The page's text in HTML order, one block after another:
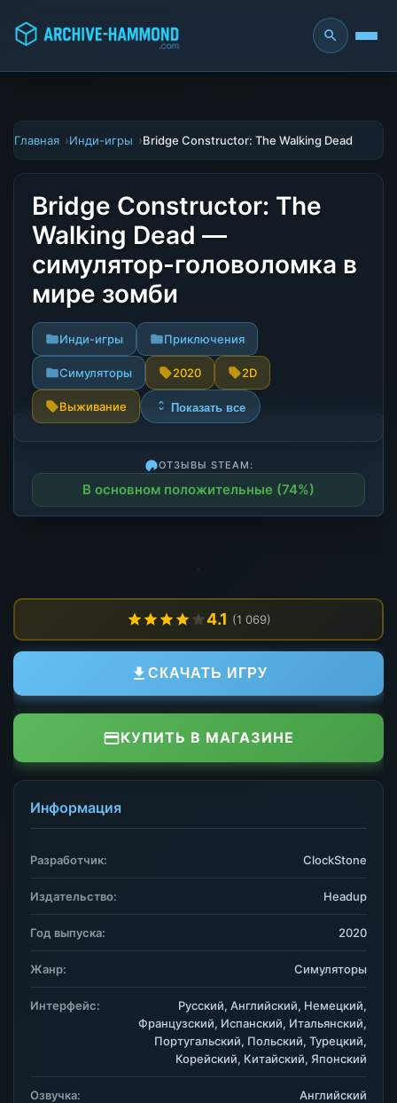
Главная Инди-игры Bridge Constructor: The Walking Dead
Bridge Constructor: The
Walking Dead —
симулятор-головоломка в
мире зомби
Инди-игры Приключения
Симуляторы 2020 2D
Выживание Показать все
ОТЗЫВЫ STEAM:
В основном положительные (74%)
4.1 (1 069)
СКАЧАТЬ ИГРУ
КУПИТЬ В МАГАЗИНЕ
Информация
Разработчик: ClockStone
Издательство: Headup
Год выпуска: 2020
Жанр: Симуляторы
Интерфейс:
Русский, Английский, Немецкий,
Французский, Испанский, Итальянский,
Португальский, Польский, Турецкий,
Корейский, Китайский, Японский
Озвучка: Английский